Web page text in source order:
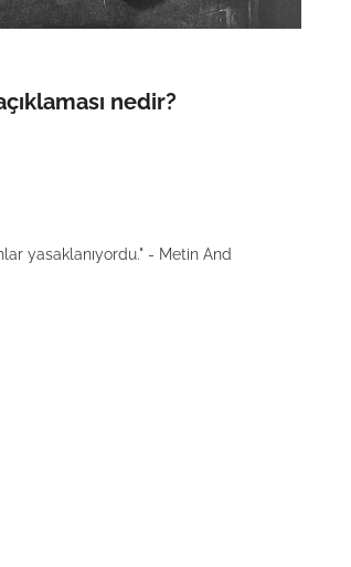
nedir?
yasaklanıyordu." - Metin And